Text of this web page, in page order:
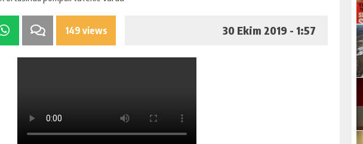
149 views 30 Ekim 2019 - 1:57